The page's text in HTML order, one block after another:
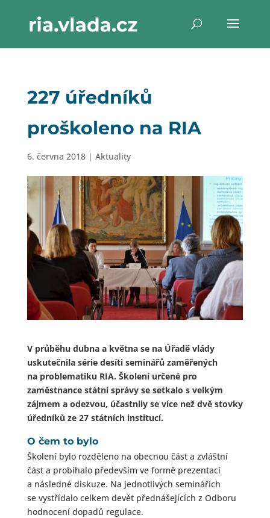
227 úředníků
proškoleno na RIA
6. června 2018| Aktuality
V průběhu dubna a května se na Úřadě vlády
uskutečnila série desíti seminářů zaměřených
na problematiku RIA. Školení určené pro
zaměstnance státní správy se setkalo s velkým
zájmem a odezvou, účastnily se více než dvě stovky
úředníků ze 27 státních institucí.
O čem to bylo
Školení bylo rozděleno na obecnou část a zvláštní
část a probíhalo především ve formě prezentací
a následné diskuze. Na jednotlivých seminářích
se vystřídalo celkem devět přednášejících z Odboru
hodnocení dopadů regulace.